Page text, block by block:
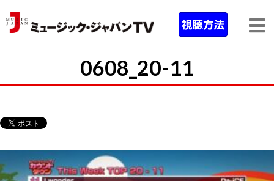
0608_20-11